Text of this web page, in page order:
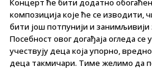
Концерт ће бити додатно
композиција које ће се изводити,
бити још потпунији и занимљивији
Посебност овог догађаја огледа
учествују деца која упорно,
деца такмичари. Тиме желимо да